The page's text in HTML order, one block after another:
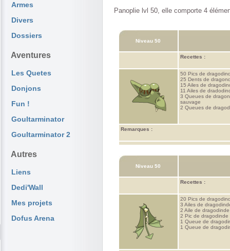
Armes
Divers
Dossiers
Aventures
Les Quetes
Donjons
Fun !
Goultarminator
Goultarminator 2
Autres
Liens
Dedi'Wall
Mes projets
Dofus Arena
Panoplie lvl 50, elle comporte 4
Niveau 50
Recettes :
50 Pics de
25 Dents de
15 Ailes de
11 Ailes de
3 Queues de
sauvage
2 Queues de
Remarques :
Niveau 50
Recettes :
20 Pics de
3 Ailes de
2 Aile de dragodinde
2 Pic de dragodinde
1 Queue de
1 Queue de